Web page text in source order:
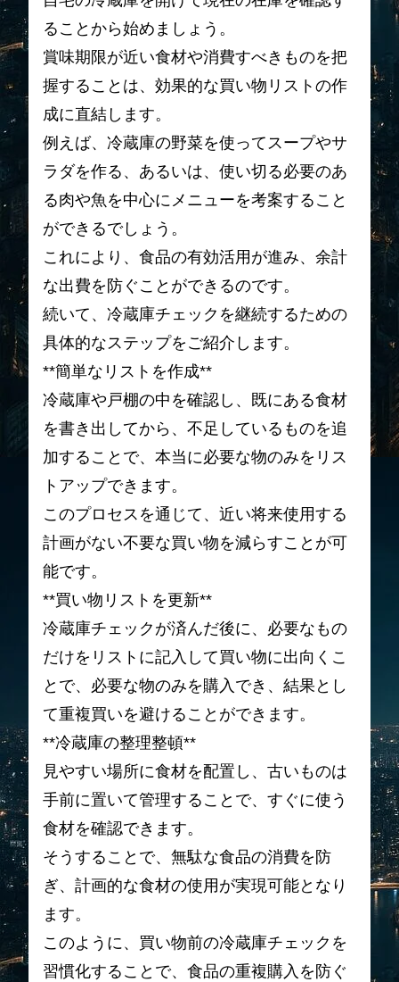
ることから始めましょう。
賞味期限が近い食材や消費すべきものを把
握することは、効果的な買い物リストの作
成に直結します。
例えば、冷蔵庫の野菜を使ってスープやサ
ラダを作る、あるいは、使い切る必要のあ
る肉や魚を中心にメニューを考案すること
ができるでしょう。
これにより、食品の有効活用が進み、余計
な出費を防ぐことができるのです。
続いて、冷蔵庫チェックを継続するための
具体的なステップをご紹介します。
**簡単なリストを作成**
冷蔵庫や戸棚の中を確認し、既にある食材
を書き出してから、不足しているものを追
加することで、本当に必要な物のみをリス
トアップできます。
このプロセスを通じて、近い将来使用する
計画がない不要な買い物を減らすことが可
能です。
**買い物リストを更新**
冷蔵庫チェックが済んだ後に、必要なもの
だけをリストに記入して買い物に出向くこ
とで、必要な物のみを購入でき、結果とし
て重複買いを避けることができます。
**冷蔵庫の整理整頓**
見やすい場所に食材を配置し、古いものは
手前に置いて管理することで、すぐに使う
食材を確認できます。
そうすることで、無駄な食品の消費を防
ぎ、計画的な食材の使用が実現可能となり
ます。
このように、買い物前の冷蔵庫チェックを
習慣化することで、食品の重複購入を防ぐ